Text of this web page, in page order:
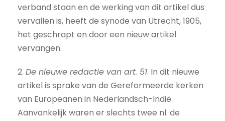
verband staan en de werking van dit artikel dus
vervallen is, heeft de synode van Utrecht, 1905,
het geschrapt en door een nieuw artikel
vervangen.
2. De nieuwe redactie van art. 51. In dit nieuwe
artikel is sprake van de Gereformeerde kerken
van Europeanen in Nederlandsch-Indië.
Aanvankelijk waren er slechts twee nl. de